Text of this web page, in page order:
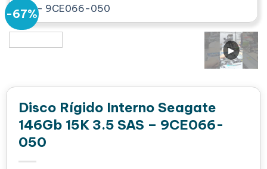
-67%
Disco Rígido Interno Seagate
146Gb 15K 3.5 SAS – 9CE066-
050